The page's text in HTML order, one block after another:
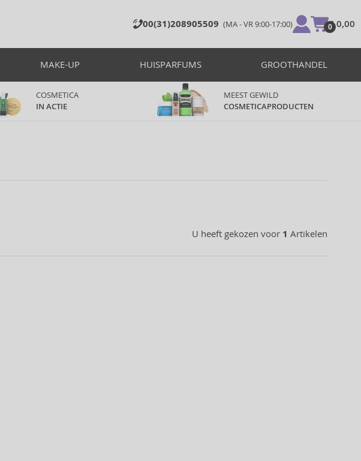
00(31)208905509 (MA - VR 9:00-17:00) 0
€ 0,00
MAKE-UP HUISPARFUMS GROOTHANDEL
COSMETICA
IN ACTIE
MEEST GEWILD
COSMETICAPRODUCTEN
U heeft gekozen voor 1 Artikelen